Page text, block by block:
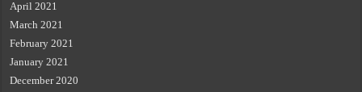
April 2021
March 2021
February 2021
January 2021
December 2020